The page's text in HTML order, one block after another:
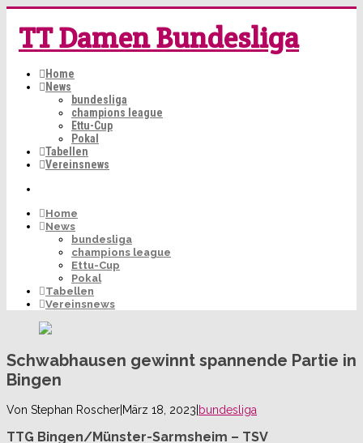
TT Damen Bundesliga
Home
News
bundesliga
champions league
Ettu-Cup
Pokal
Tabellen
Vereinsnews
Home
News
bundesliga
champions league
Ettu-Cup
Pokal
Tabellen
Vereinsnews
Schwabhausen gewinnt spannende Partie in
Bingen
Von Stephan Roscher|März 18, 2023|bundesliga
TTG Bingen/Münster-Sarmsheim – TSV